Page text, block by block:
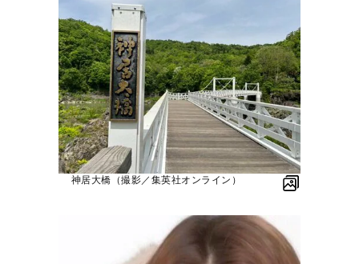
神居大橋（撮影／集英社オンライン）